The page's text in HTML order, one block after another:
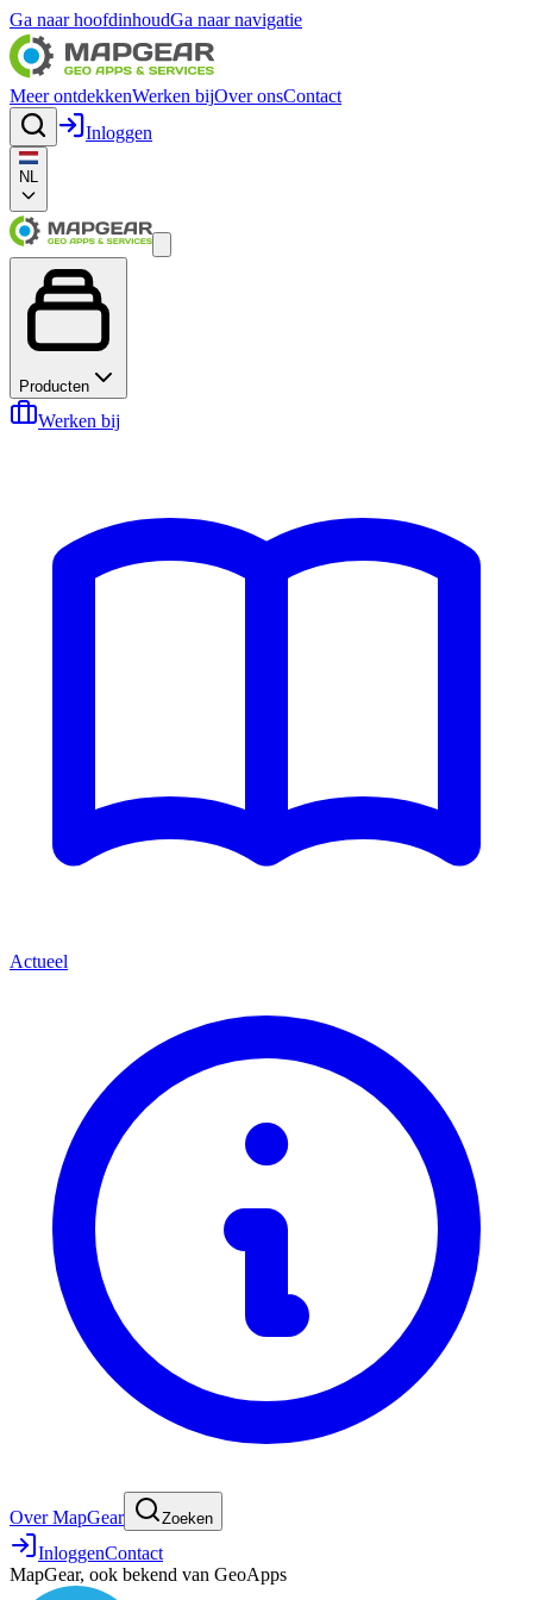
Ga naar hoofdinhoudGa naar navigatie
Meer ontdekkenWerken bijOver onsContact
Inloggen
NL
Producten
Werken bij
Actueel
Over MapGear Zoeken
InloggenContact
MapGear, ook bekend van GeoApps